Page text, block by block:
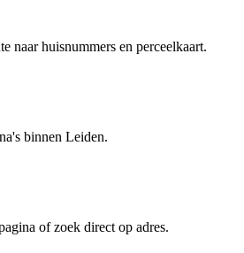
naar huisnummers en perceelkaart.
binnen Leiden.
of zoek direct op adres.